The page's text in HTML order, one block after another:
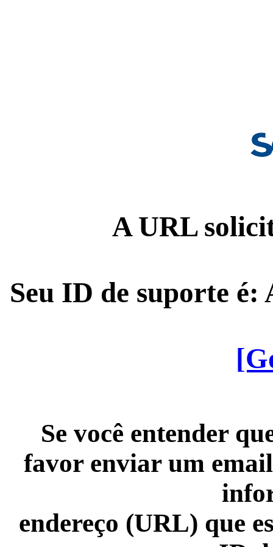
A URL
Seu ID de suporte é:
Se você entender
favor enviar um
endereço (URL) que